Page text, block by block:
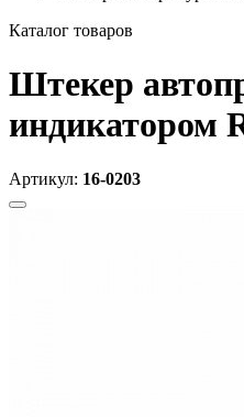
Каталог товаров
Штекер
индикатором
Артикул: 16-0203